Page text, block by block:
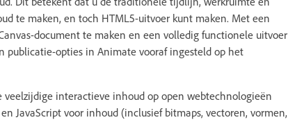
te maken, en toch HTML5-uitvoer kunt maken. Met een
document te maken en een volledig functionele uitvoer
opties in Animate vooraf ingesteld op het
interactieve inhoud op open webtechnologieën
JavaScript voor inhoud (inclusief bitmaps, vectoren, vormen,